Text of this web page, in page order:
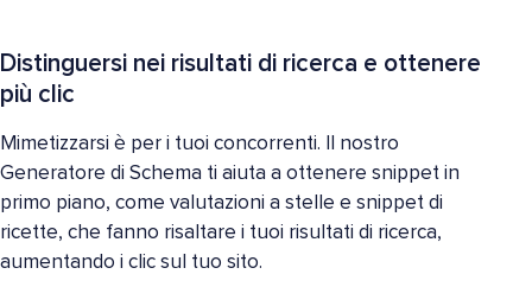
Distinguersi nei risultati di ricerca e ottenere
più clic
Mimetizzarsi è per i tuoi concorrenti. Il nostro
Generatore di Schema ti aiuta a ottenere snippet in
primo piano, come valutazioni a stelle e snippet di
ricette, che fanno risaltare i tuoi risultati di ricerca,
aumentando i clic sul tuo sito.